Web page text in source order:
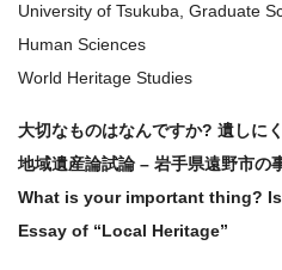
University of Tsukuba, Graduate
Human Sciences
World Heritage Studies
大切なものはなんですか? 遺しに
地域遺産論試論 – 岩手県遠野市の
What is your important thing?
Essay of “Local Heritage”